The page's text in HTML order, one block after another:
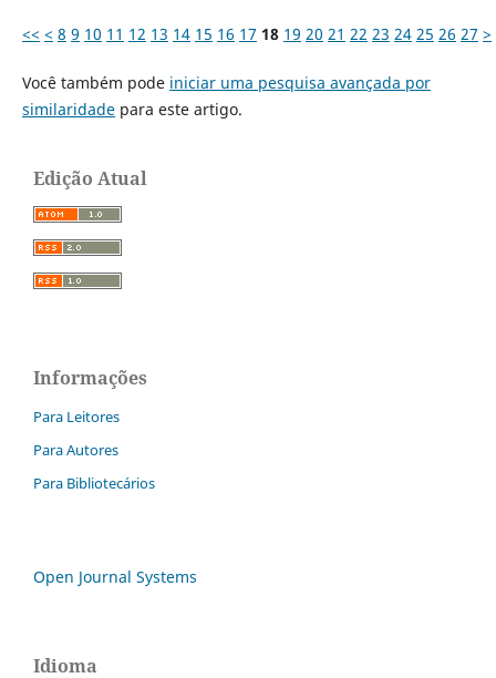
<< < 8 9 10 11 12 13 14 15 16 17 18 19 20 21 22 23 24 25 26 27 >
Você também pode iniciar uma pesquisa avançada por
similaridadepara este artigo.
Edição Atual
Informações
Para Leitores
Para Autores
Para Bibliotecários
Open Journal Systems
Idioma